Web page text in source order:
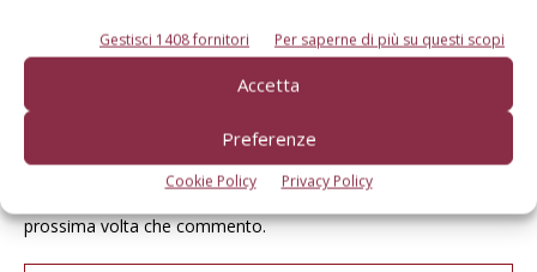
Gestisci 1408 fornitori Per saperne di più su questi scopi
Accetta
Preferenze
Cookie Policy Privacy Policy
prossima volta che commento.